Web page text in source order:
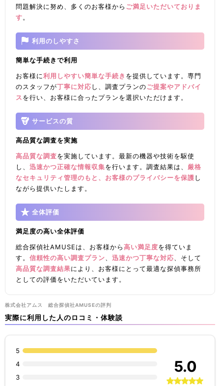
問題解決に努め、多くのお客様から ご満足いただいておりま
す。
利用のしやすさ
簡単な手続きで利用
お客様に利用しやすい簡単な手続き を提供しています。専門
のスタッフが丁寧に対応し、調査プランのご提案やアドバイ
スを行い、お客様に合ったプランを選択いただけます。
サービスの質
高品質な調査を実施
高品質な調査を実施しています。最新の機器や技術を駆使
し、迅速かつ正確な情報収集を行います。調査結果は、 厳格
なセキュリティ管理のもと、お客様のプライバシーを保護し
ながら提供いたします。
全体評価
満足度の高い全体評価
総合探偵社AMUSEは、お客様から高い満足度を得ていま
す。信頼性の高い調査プラン 、迅速かつ丁寧な対応 、そして
高品質な調査結果により、お客様にとって最適な探偵事務所
としての評価をいただいています。
​株式会社アムス 総合探偵社AMUSEの評判
実際に利用した人のロコミ・体験談
5
4
3
5.0